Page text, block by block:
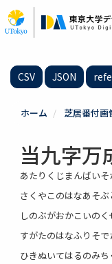
イ
ン
CSV JSON
ホーム 芝居番付画
当九字万
あたりくじまんばいそ
さくやこのはなあそぶ
しのぶがおかこいのく
すがたのはなふりそ
ひきぬいてはるのみち